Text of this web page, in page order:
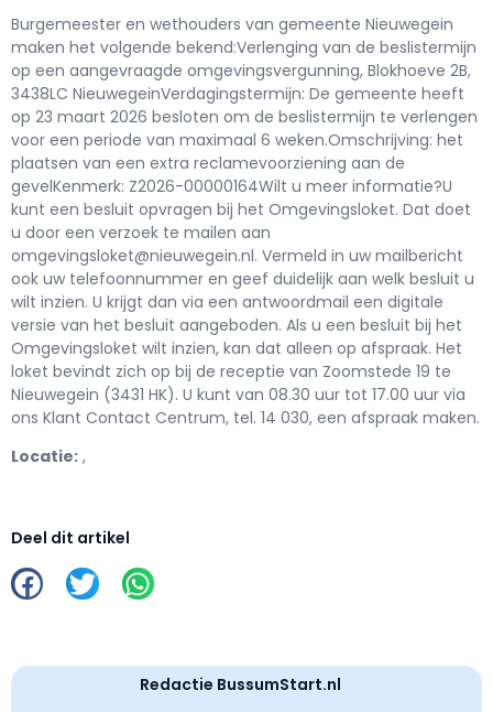
Burgemeester en wethouders van gemeente Nieuwegein
maken het volgende bekend:Verlenging van de beslistermijn
op een aangevraagde omgevingsvergunning, Blokhoeve 2B,
3438LC NieuwegeinVerdagingstermijn: De gemeente heeft
op 23 maart 2026 besloten om de beslistermijn te verlengen
voor een periode van maximaal 6 weken.Omschrijving: het
plaatsen van een extra reclamevoorziening aan de
gevelKenmerk: Z2026-00000164Wilt u meer informatie?U
kunt een besluit opvragen bij het Omgevingsloket. Dat doet
u door een verzoek te mailen aan
omgevingsloket@nieuwegein.nl. Vermeld in uw mailbericht
ook uw telefoonnummer en geef duidelijk aan welk besluit u
wilt inzien. U krijgt dan via een antwoordmail een digitale
versie van het besluit aangeboden. Als u een besluit bij het
Omgevingsloket wilt inzien, kan dat alleen op afspraak. Het
loket bevindt zich op bij de receptie van Zoomstede 19 te
Nieuwegein (3431 HK). U kunt van 08.30 uur tot 17.00 uur via
ons Klant Contact Centrum, tel. 14 030, een afspraak maken.
Locatie: ,
Deel dit artikel
Redactie BussumStart.nl